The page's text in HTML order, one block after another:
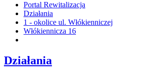
Portal Rewitalizacja
Działania
1 - okolice ul. Włókienniczej
Włókiennicza 16
Działania